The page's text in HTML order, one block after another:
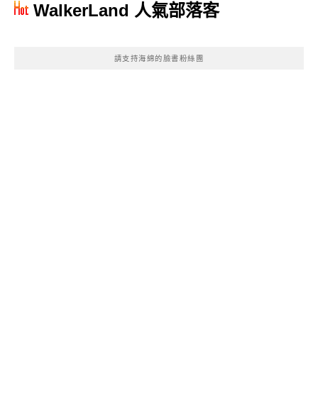
WalkerLand 人氣部落客
請支持海綿的臉書粉絲團